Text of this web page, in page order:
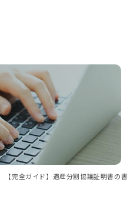
一覧
贈与
相続手続き
相続
保険
所得税
Member
税理士紹介
Why Choose Us
選ばれる理由
【完全ガイド】遺産分割協議証明書の